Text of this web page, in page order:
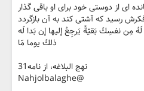
اى از دوستى خود براى او باقى گذار
رسيد كه آشتى كند به آن بازگردد
مِن نفسِكَ بَقيّةً يَرجِعُ إليها إن بَدا لَه
ذلكَ يوما مّا
نهج البلاغه، از نامه31
@Nahjolbalaghe